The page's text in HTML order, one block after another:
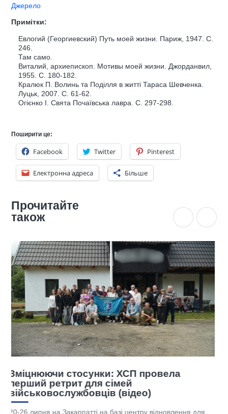
Джерело
Примітки:
Евлогий (Георгиевский) Путь моей жизни. Париж, 1947. С.
246.
Там само.
Виталий, архиепископ. Мотивы моей жизни. Джорданвил,
1955. С. 180-182.
Кралюк П. Волинь та Поділля в житті Тараса Шевченка.
Луцьк, 2007. С. 61-62.
Огієнко І. Свята Почаївська лавра. С. 297-298.
Поширити це:
Facebook Twitter Pinterest
Електронна адреса Більше
Прочитайте
також
для
ХСП розпочала чергову співпрацю для
підтримки ветеранів
гуманітарний університет (РДГУ) та громадська